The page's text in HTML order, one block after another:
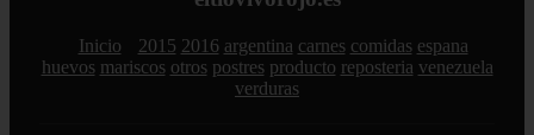
Inicio 2015 2016 argentina carnes comidas espana
huevos mariscos otros postres producto reposteria venezuela
verduras